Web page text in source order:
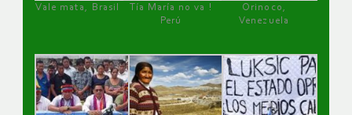
Vale mata, Brasil
Tía María no va !
Perú
Orinoco,
Venezuela